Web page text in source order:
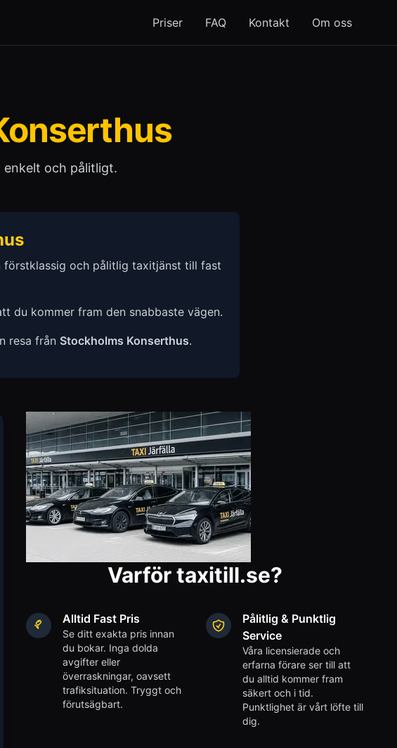
Priser FAQ Kontakt Om oss
och pålitligt.
förstklassig och pålitlig taxitjänst till fast
du kommer fram den snabbaste vägen.
resa från Stockholms Konserthus.
Varför taxitill.se?
Alltid Fast Pris
Se ditt exakta pris innan
du bokar. Inga dolda
avgifter eller
överraskningar, oavsett
trafiksituation. Tryggt och
förutsägbart.
Pålitlig & Punktlig
Service
Våra licensierade och
erfarna förare ser till att
du alltid kommer fram
säkert och i tid.
Punktlighet är vårt löfte till
dig.